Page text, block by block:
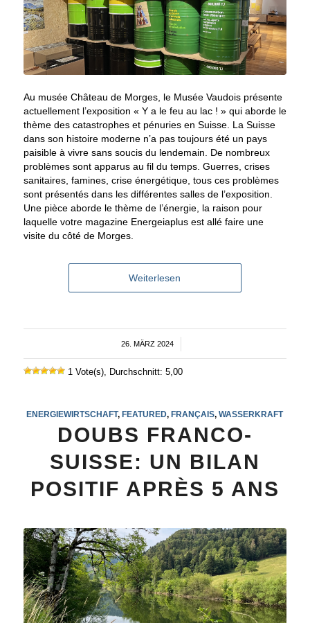
Au musée Château de Morges, le Musée Vaudois présente
actuellement l’exposition « Y a le feu au lac ! » qui aborde le
thème des catastrophes et pénuries en Suisse. La Suisse
dans son histoire moderne n’a pas toujours été un pays
paisible à vivre sans soucis du lendemain. De nombreux
problèmes sont apparus au fil du temps. Guerres, crises
sanitaires, famines, crise énergétique, tous ces problèmes
sont présentés dans les différentes salles de l’exposition.
Une pièce aborde le thème de l’énergie, la raison pour
laquelle votre magazine Energeiaplus est allé faire une
visite du côté de Morges.
Weiterlesen
26. MÄRZ 2024
/
1 Vote(s), Durchschnitt: 5,00
ENERGIEWIRTSCHAFT, FEATURED, FRANÇAIS,WASSERKRAFT
DOUBS FRANCO-
SUISSE: UN BILAN
POSITIF APRÈS 5 ANS